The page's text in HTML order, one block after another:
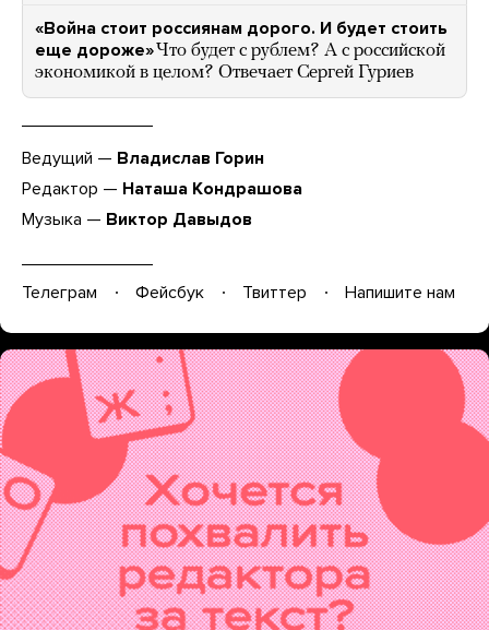
«Война стоит россиянам дорого. И будет стоить
еще дороже»Что будет с рублем? А с российской
экономикой в целом? Отвечает Сергей Гуриев
Ведущий — Владислав Горин
Редактор — Наташа Кондрашова
Музыка — Виктор Давыдов
Телеграм Фейсбук Твиттер Напишите нам